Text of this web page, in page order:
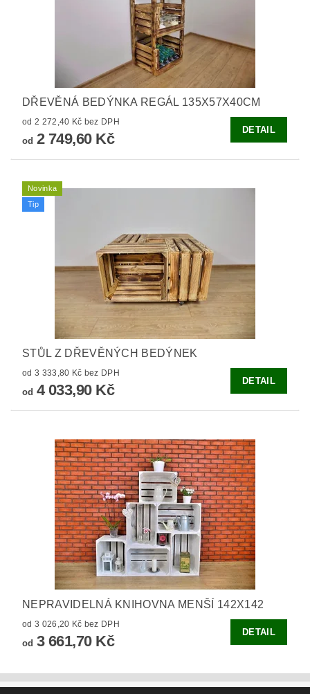
DŘEVĚNÁ BEDÝNKA REGÁL 135X57X40CM
od 2 272,40 Kč bez DPH
od 2 749,60 Kč
DETAIL
Novinka
Tip
STŮL Z DŘEVĚNÝCH BEDÝNEK
od 3 333,80 Kč bez DPH
od 4 033,90 Kč
DETAIL
NEPRAVIDELNÁ KNIHOVNA MENŠÍ 142X142
od 3 026,20 Kč bez DPH
od 3 661,70 Kč
DETAIL